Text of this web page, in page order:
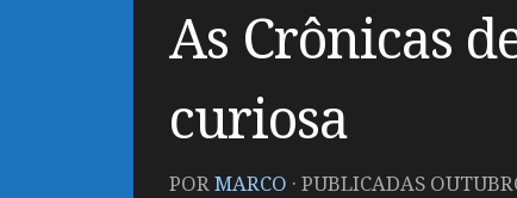
As Crônicas
curiosa
PORMARCO · PUBLICADAS